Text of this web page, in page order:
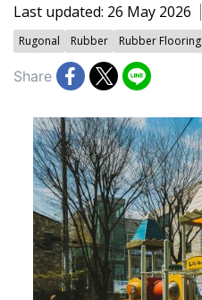
Last updated: 26 May 2026
Rugonal Rubber Rubber Flooring
Share